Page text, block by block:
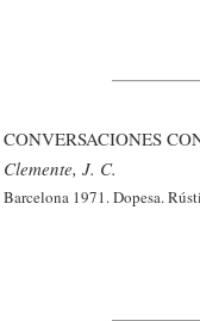
CONVERSACIONES
Clemente, J. C.
Barcelona 1971. Dopesa.